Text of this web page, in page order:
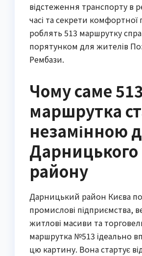
відстеження транспорту в
часі та секрети комфортної
роблять 513 маршрутку
порятунком для жителів
Рембази.
Чому саме 513
маршрутка
незамінною
Дарницького
району
Дарницький район Києва
промислові підприємства,
житлові масиви та
маршрутка №513 ідеально
цю картину. Вона стартує